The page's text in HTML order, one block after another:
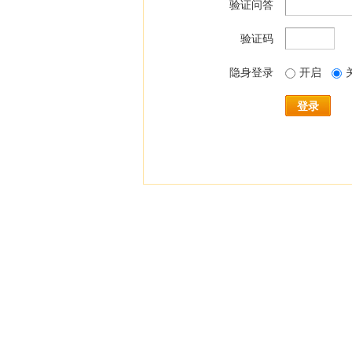
验证问答
验证码
隐身登录 开启
登录